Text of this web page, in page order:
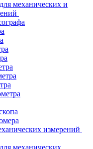
механических и
измерений
механических